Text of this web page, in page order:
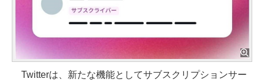
Twitterは、新たな機能としてサブスクリプションサー